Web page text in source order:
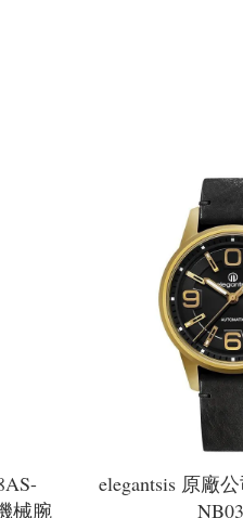
械腕
elegantsis 原廠